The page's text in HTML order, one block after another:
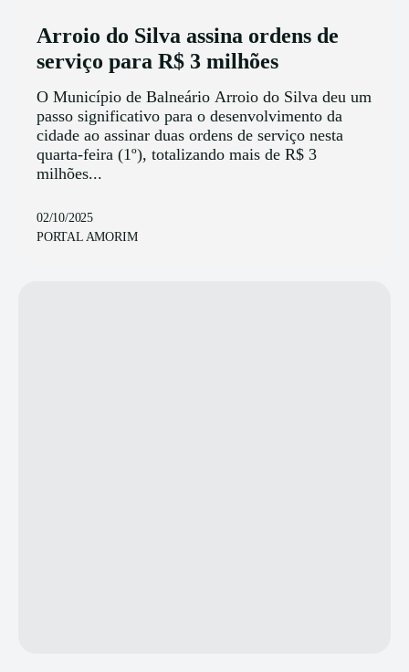
Arroio do Silva assina ordens de
serviço para R$ 3 milhões
O Município de Balneário Arroio do Silva deu um
passo significativo para o desenvolvimento da
cidade ao assinar duas ordens de serviço nesta
quarta-feira (1º), totalizando mais de R$ 3
milhões...
02/10/2025
PORTAL AMORIM